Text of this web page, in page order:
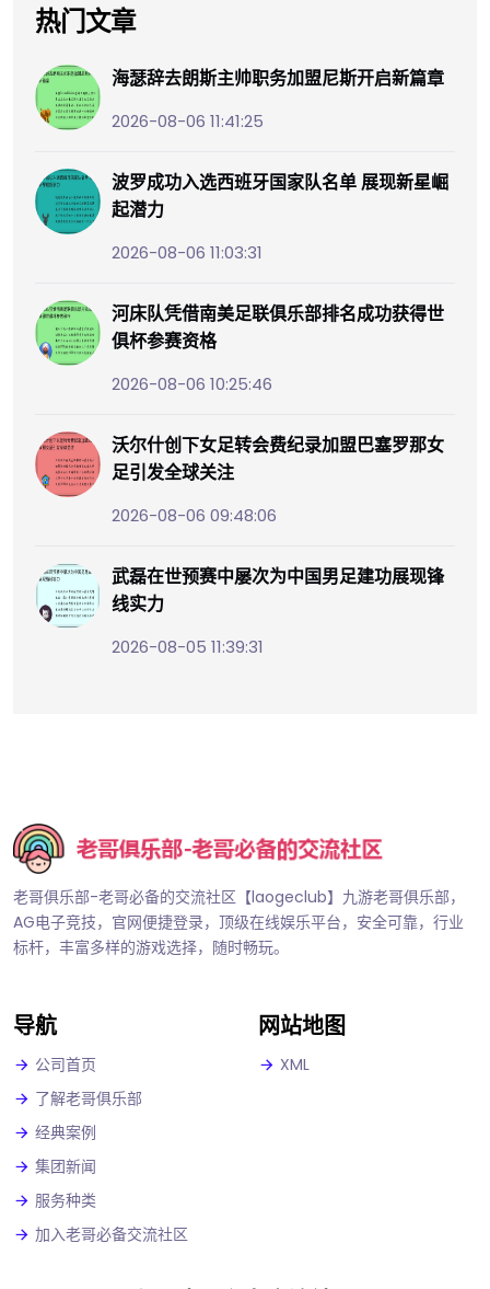
热门文章
海瑟辞去朗斯主帅职务加盟尼斯开启新篇章
2026-08-06 11:41:25
波罗成功入选西班牙国家队名单 展现新星崛
起潜力
2026-08-06 11:03:31
河床队凭借南美足联俱乐部排名成功获得世
俱杯参赛资格
2026-08-06 10:25:46
沃尔什创下女足转会费纪录加盟巴塞罗那女
足引发全球关注
2026-08-06 09:48:06
武磊在世预赛中屡次为中国男足建功展现锋
线实力
2026-08-05 11:39:31
老哥俱乐部-老哥必备的交流社区【laogeclub】九游老哥俱乐部，
AG电子竞技，官网便捷登录，顶级在线娱乐平台，安全可靠，行业
标杆，丰富多样的游戏选择，随时畅玩。
导航
公司首页
了解老哥俱乐部
经典案例
集团新闻
服务种类
加入老哥必备交流社区
网站地图
XML